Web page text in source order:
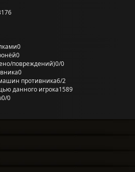
0
0
повреждений)0/0
0
противника6/2
данного игрока1589
0/0